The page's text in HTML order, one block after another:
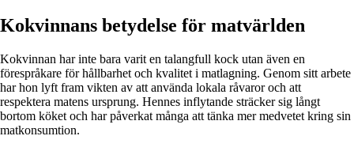
Kokvinnans betydelse för matvärlden
Kokvinnan har inte bara varit en talangfull kock utan även en
förespråkare för hållbarhet och kvalitet i matlagning. Genom sitt arbete
har hon lyft fram vikten av att använda lokala råvaror och att
respektera matens ursprung. Hennes inflytande sträcker sig långt
bortom köket och har påverkat många att tänka mer medvetet kring sin
matkonsumtion.